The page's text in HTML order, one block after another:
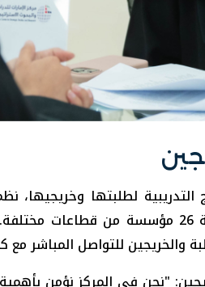
لطلبتها وخريجيها،
المتحدة فعالية "التواصل مع شركاء
والخريجين للتواصل المباشر
"نحن في المركز نؤمن